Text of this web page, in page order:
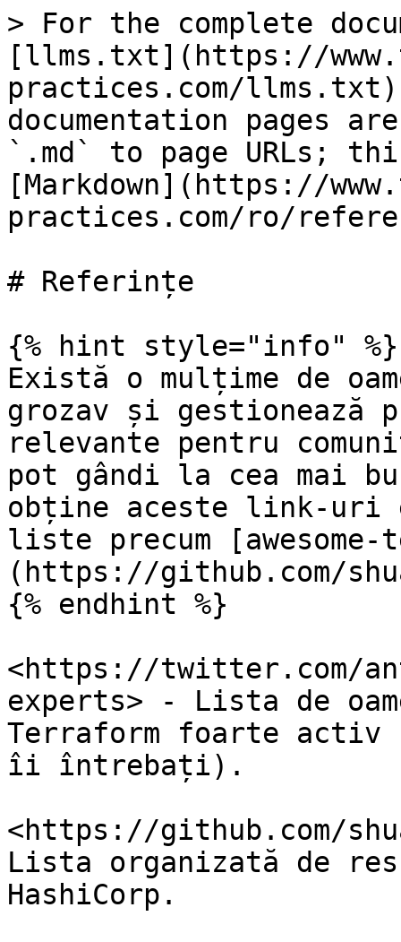
> For the complete
[llms.txt](https://
practices.com/
documentation pages
`.md` to page URLs;
[Markdown](https://
practices.com/ro/
# Referințe
{% hint style="info" %}
Există o mulțime de
grozav și gestionează
relevante pentru
pot gândi la cea mai
obține aceste link-uri
liste precum
(https://github.com/
{% endhint %}
<https://twitter.com/
experts> - Lista de
Terraform foarte activ
îi întrebați).
<https://github.com/
Lista organizată de
HashiCorp.